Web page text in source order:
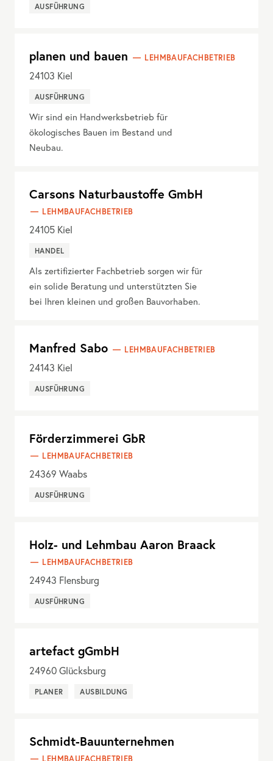
AUSFÜHRUNG
planen und bauen LEHMBAUFACHBETRIEB
24103 Kiel
AUSFÜHRUNG
Wir sind ein Handwerksbetrieb für
ökologisches Bauen im Bestand und
Neubau.
Carsons Naturbaustoffe GmbH
LEHMBAUFACHBETRIEB
24105 Kiel
HANDEL
Als zertifizierter Fachbetrieb sorgen wir für
ein solide Beratung und unterstützten Sie
bei Ihren kleinen und großen Bauvorhaben.
Manfred Sabo LEHMBAUFACHBETRIEB
24143 Kiel
AUSFÜHRUNG
Förderzimmerei GbR
LEHMBAUFACHBETRIEB
24369 Waabs
AUSFÜHRUNG
Holz- und Lehmbau Aaron Braack
LEHMBAUFACHBETRIEB
24943 Flensburg
AUSFÜHRUNG
artefact gGmbH
24960Glücksburg
PLANER AUSBILDUNG
Schmidt-Bauunternehmen
LEHMBAUFACHBETRIEB